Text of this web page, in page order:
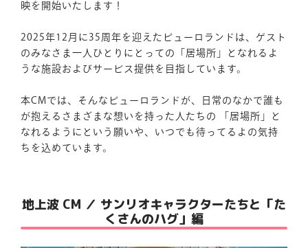
映を開始いたします！
2025年12月に35周年を迎えたピューロランドは、ゲスト
のみなさま一人ひとりにとっての「居場所」となれるよ
うな施設およびサービス提供を目指しています。
本CMでは、そんなピューロランドが、日常のなかで誰も
が抱えるさまざまな想いを持った人たちの 「居場所」と
なれるようにという願いや、いつでも待ってるよの気持
ちを込めています。
地上波 CM ／ サンリオキャラクターたちと「た
くさんのハグ」編